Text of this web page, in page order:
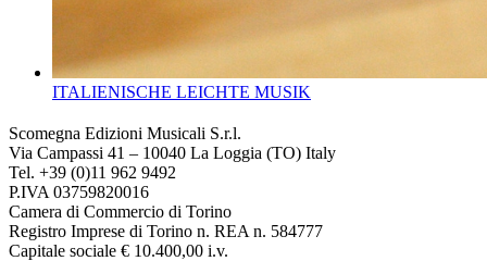
ITALIENISCHE LEICHTE MUSIK
Scomegna Edizioni Musicali S.r.l.
Via Campassi 41 – 10040 La Loggia (TO) Italy
Tel. +39 (0)11 962 9492
P.IVA 03759820016
Camera di Commercio di Torino
Registro Imprese di Torino n. REA n. 584777
Capitale sociale € 10.400,00 i.v.